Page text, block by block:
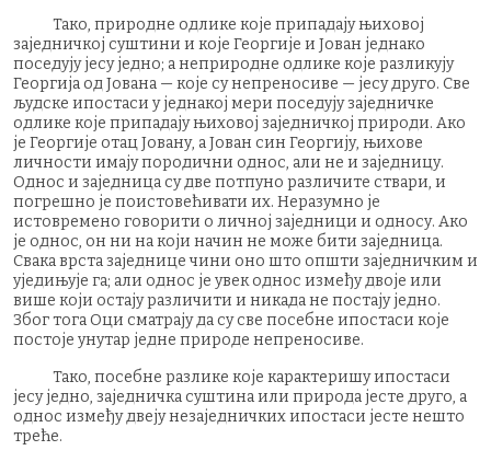
Тако, природне одлике које припадају њиховој
заједничкој суштини и које Георгије и Јован једнако
поседују јесу једно; а неприродне одлике које разликују
Георгија од Јована — које су непреносиве — јесу друго. Све
људске ипостаси у једнакој мери поседују заједничке
одлике које припадају њиховој заједничкој природи. Ако
је Георгије отац Јовану, а Јован син Георгију, њихове
личности имају породични однос, али не и заједницу.
Однос и заједница су две потпуно различите ствари, и
погрешно је поистовећивати их. Неразумно је
истовремено говорити о личној заједници и односу. Ако
је однос, он ни на који начин не може бити заједница.
Свака врста заједнице чини оно што општи заједничким и
уједињује га; али однос је увек однос између двоје или
више који остају различити и никада не постају једно.
Због тога Оци сматрају да су све посебне ипостаси које
постоје унутар једне природе непреносиве.
Тако, посебне разлике које карактеришу ипостаси
јесу једно, заједничка суштина или природа јесте друго, а
однос између двеју незаједничких ипостаси јесте нешто
треће.